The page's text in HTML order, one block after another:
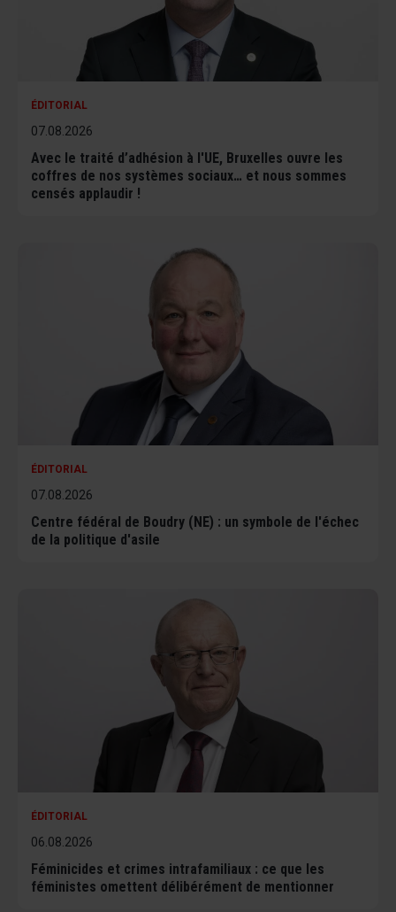
ÉDITORIAL
07.08.2026
Avec le traité d’adhésion à l'UE, Bruxelles ouvre les
coffres de nos systèmes sociaux… et nous sommes
censés applaudir !
ÉDITORIAL
07.08.2026
Centre fédéral de Boudry (NE) : un symbole de l'échec
de la politique d'asile
ÉDITORIAL
06.08.2026
Féminicides et crimes intrafamiliaux : ce que les
féministes omettent délibérément de mentionner